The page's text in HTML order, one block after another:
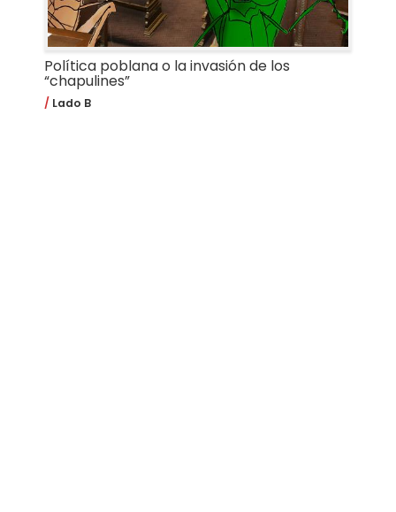
Política poblana o la invasión de los
“chapulines”
Lado B